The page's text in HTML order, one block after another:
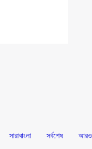
সারাবাংলা সর্বশেষ আরও